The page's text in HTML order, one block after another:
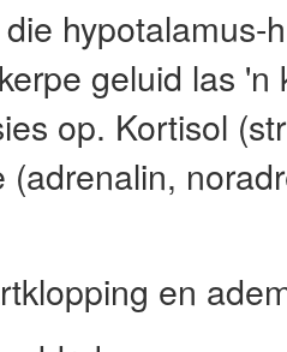
hypotalamus-
geluid las 'n
op. Kortisol
(adrenalin,
en